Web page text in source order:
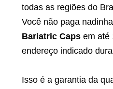
todas as regiões do
Você não paga
Bariatric Caps em até
endereço indicado
Isso é a garantia da